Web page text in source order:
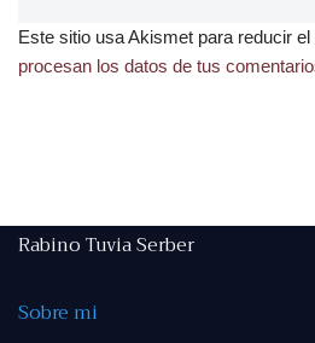
Este sitio usa Akismet para reducir el
procesan los datos de tus
Rabino Tuvia Serber
Sobre mi